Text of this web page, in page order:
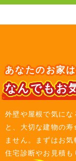
あなたのお家
なんでもお
外壁や屋根で気に
と、大切な建物の
ません。まずはお
住宅診断やお見積も